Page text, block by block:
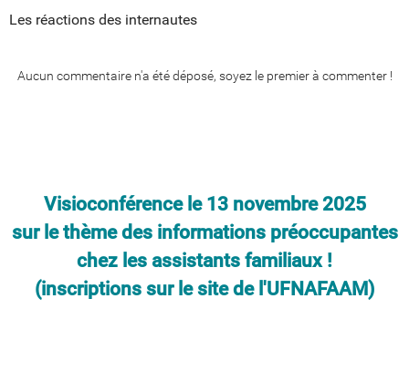
Les réactions des internautes
Aucun commentaire n'a été déposé, soyez le premier à commenter !
Visioconférence le 13 novembre 2025
sur le thème des informations préoccupantes
chez les assistants familiaux !
​​​​​​​(inscriptions sur le site de l'UFNAFAAM)